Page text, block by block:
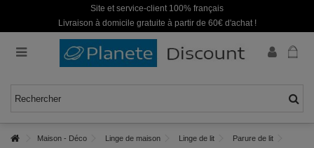
Site et service-client 100% français
Livraison à domicile gratuite à partir de 60€ d'achat !
Maison - Déco Linge de maison Linge de lit Parure de lit